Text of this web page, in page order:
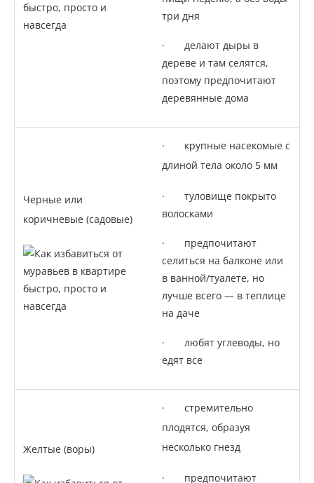
три дня
· делают дыры в
дереве и там селятся,
поэтому предпочитают
деревянные дома
Черные или
коричневые (садовые)
· крупные насекомые с
длиной тела около 5 мм
· туловище покрыто
волосками
· предпочитают
селиться на балконе или
в ванной/туалете, но
лучше всего — в теплице
на даче
· любят углеводы, но
едят все
Желтые (воры)
· стремительно
плодятся, образуя
несколько гнезд
· предпочитают